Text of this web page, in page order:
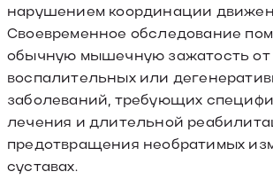
нарушением координации
Своевременное обследование
обычную мышечную зажатость от
воспалительных или
заболеваний, требующих
лечения и длительной
предотвращения необратимых
суставах.